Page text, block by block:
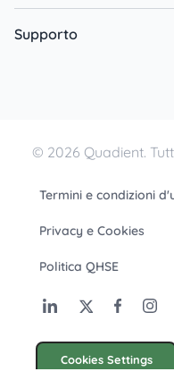
Supporto
© 2026 Quadient.
Termini e condizioni
Privacy e Cookies
Politica QHSE
Cookies Settings